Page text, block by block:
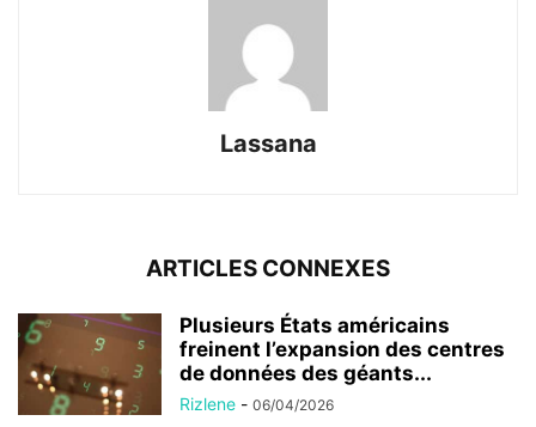
Lassana
ARTICLES CONNEXES
Plusieurs États américains
freinent l’expansion des centres
de données des géants...
Rizlene - 06/04/2026